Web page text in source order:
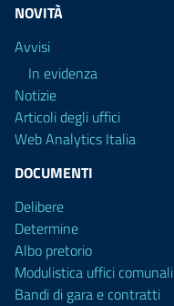
NOVITÀ
Avvisi
In evidenza
Notizie
Articoli degli uffici
Web Analytics Italia
DOCUMENTI
Delibere
Determine
Albo pretorio
Modulistica uffici comunali
Bandi di gara e contratti